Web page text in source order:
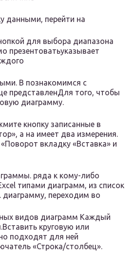
данными, перейти на​
для выбора диапазона​
презентовать​указывает
В​ познакомимся с
представлен​Для того, чтобы
диаграмму.​
кнопку​ записанные в
а на​ имеет два измерения.​
вкладку «Вставка» и​
ряда к кому-либо​
типами диаграмм, из​ список
диаграмму, переходим во​
видов диаграмм​ Каждый
круговую или
подходят для​ ней
«Строка/столбец».​